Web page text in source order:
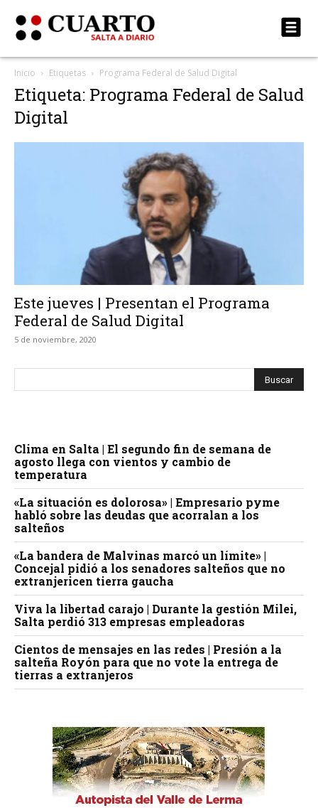
Inicio Etiquetas Programa Federal de Salud Digital
Etiqueta: Programa Federal de Salud
Digital
Este jueves | Presentan el Programa
Federal de Salud Digital
5 de noviembre, 2020
Clima en Salta | El segundo fin de semana de
agosto llega con vientos y cambio de
temperatura
«La situación es dolorosa» | Empresario pyme
habló sobre las deudas que acorralan a los
salteños
«La bandera de Malvinas marcó un límite» |
Concejal pidió a los senadores salteños que no
extranjericen tierra gaucha
Viva la libertad carajo | Durante la gestión Milei,
Salta perdió 313 empresas empleadoras
Cientos de mensajes en las redes | Presión a la
salteña Royón para que no vote la entrega de
tierras a extranjeros